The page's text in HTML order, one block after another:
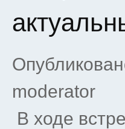
moderator
В ходе